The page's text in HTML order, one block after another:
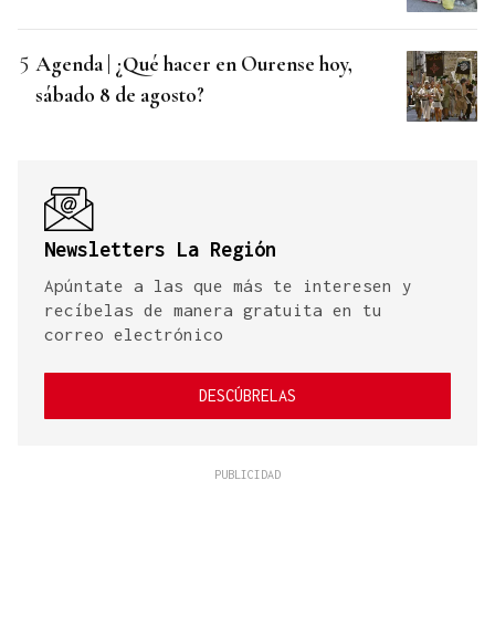
Agenda | ¿Qué hacer en Ourense hoy,
sábado 8 de agosto?
Newsletters La Región
Apúntate a las que más te interesen y
recíbelas de manera gratuita en tu
correo electrónico
DESCÚBRELAS